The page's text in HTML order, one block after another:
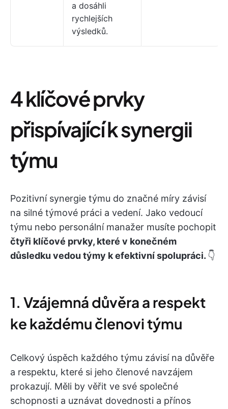
a dosáhli
rychlejších
výsledků.
4 klíčové prvky
přispívající k synergii
týmu
Pozitivní synergie týmu do značné míry závisí
na silné týmové práci a vedení. Jako vedoucí
týmu nebo personální manažer musíte pochopit
čtyři klíčové prvky, které v konečném
důsledku vedou týmy k efektivní spolupráci. 👇
1. Vzájemná důvěra a respekt
ke každému členovi týmu
Celkový úspěch každého týmu závisí na důvěře
a respektu, které si jeho členové navzájem
prokazují. Měli by věřit ve své společné
schopnosti a uznávat dovednosti a přínos